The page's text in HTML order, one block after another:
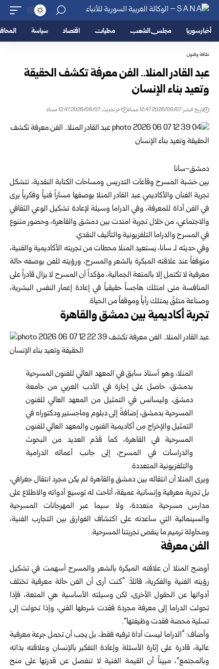
أخبار سوريا مجلس الشعب محليات اقتصاد سياسة
ثقافة وفنون
عبد القادر المنلا.. الفن معرفة تكشف الحقيقة
وتعيد بناء الإنسان
تاريخ النشر: 2026/06/07 12:47 مساءً اخر تحديث: 2026/06/07 12:47 مساءً
دمشق-سانا
بين خشبة المسرح وقاعات التدريس ومساحات الكتابة النقدية، تتشكل
تجربة الفنان والأكاديمي عبد القادر المنلا بوصفها مساراً فنياً وفكرياً يرى
في الفن أداة للمعرفة، وفي الدراما وسيلة لإعادة تشكيل الوعي الثقافي
والاجتماعي، من خلال تجربة امتدت بين دمشق والقاهرة، وحضور متنوع
في المسرح والدراما التلفزيونية والتأليف النقدي.
وفي حديثه لـ سانا، يستعيد المنلا محطات من تجربته الأكاديمية والفنية،
متوقفاً عند علاقته المبكرة بالشعر والمسرح، ورؤيته للفن بوصفه حالة
معرفية لا تكتمل إلا بالمتعة الجمالية، مؤكداً أن المسرح لا يزال قادراً على
المنافسة متى امتلك هاجساً حقيقياً في إعادة إعمار النفس البشرية،
وصناعة متلقّ يمتلك رأياً وموقفاً من الحياة.
تجربة أكاديمية بين دمشق والقاهرة
المنلا، وهو أستاذ سابق في المعهد العالي للفنون المسرحية
بدمشق، حاصل على إجازة في الأدب العربي من جامعة
دمشق، وليسانس في التمثيل من المعهد العالي للفنون
المسرحية بدمشق، إضافةً إلى دبلوم وماجستير ودكتوراه في
التمثيل والإخراج من أكاديمية الفنون والمعهد العالي للفنون
المسرحية في القاهرة، كما قدّم العديد من البحوث
والدراسات في المسرح، إلى جانب أعماله الدرامية
والتلفزيونية المتعددة.
ويرى المنلا أن انتقاله بين دمشق والقاهرة لم يكن مجرد انتقال جغرافي،
بل تجربة معرفية وإنسانية عميقة، أتاحت له توسيع أدواته والاطلاع على
مدارس مسرحية متعددة، ولا سيما عبر المهرجانات المسرحية
والسينمائية التي ساعدته على اكتشاف الفوارق بين التجارب الفنية،
ومحاولة ترميم ما ينقص تجربتنا المسرحية.
الفن معرفة
أوضح المنلا أن علاقته المبكرة بالشعر والمسرح أسهمت في تشكيل
رؤيته الفنية والفكرية، قائلاً: “كنت أرى أن الفن حالة معرفية تختلف
أدواتها عن الحقول الأخرى، لكن وسيلته الأساسية هي المتعة، فإذا
تحولت الدراما إلى معرفة مجردة فقدت شرطها الفني، وإذا تحولت إلى
تسلية محضة فقدت وظيفتها”.
وأضاف: “الدراما ليست أداة ترفيه فقط، بل يجب أن تحمل جرعة معرفية
عالية، قادرة على إثارة الأسئلة وإعادة التفكير بالإنسان وعلاقته بذاته
وبالمجتمع”، مبيناً أن القيمة الفنية لا تنفصل عن قدرتها على منح